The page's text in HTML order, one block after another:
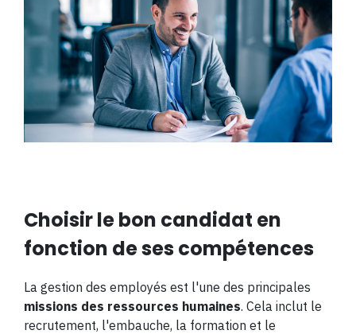
Choisir le bon candidat en
fonction de ses compétences
La gestion des employés est l'une des principales
missions des ressources humaines. Cela inclut le
recrutement, l'embauche, la formation et le